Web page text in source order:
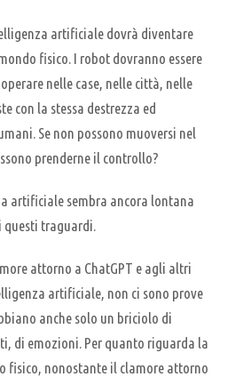
artificiale dovrà diventare
fisico. I robot dovranno essere
nelle case, nelle città, nelle
con la stessa destrezza ed
Se non possono muoversi nel
prenderne il controllo?
artificiale sembra ancora lontana
questi traguardi.
attorno a ChatGPT e agli altri
artificiale, non ci sono prove
anche solo un briciolo di
di emozioni. Per quanto riguarda la
fisico, nonostante il clamore attorno